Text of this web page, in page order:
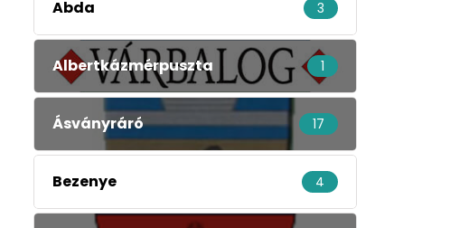
Abda 3
Albertkázmérpuszta 1
Ásványráró 17
Bezenye 4